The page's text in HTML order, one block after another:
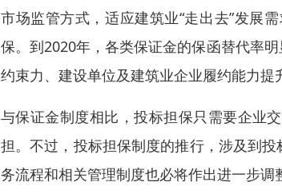
市场监管方式，适应建筑业“走出去”发展
保。到2020年，各类保证金的保函替代率
约束力、建设单位及建筑业企业履约能力提
与保证金制度相比，投标担保只需要企业
担。不过，投标担保制度的推行，涉及到
务流程和相关管理制度也必将作出进一步调